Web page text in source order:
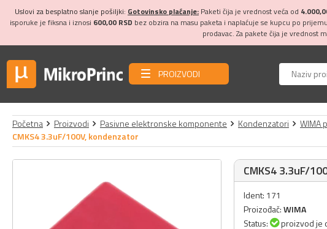
Uslovi za besplatno slanje pošiljki: Gotovinsko plaćanje: Paketi čija je vrednost veća od
isporuke je fiksna i iznosi 600,00 RSD bez obzira na masu paketa i naplaćuje se kupcu po
prodavac. Za pakete čija je vrednost
PROIZVODI
Početna Proizvodi Pasivne elektronske komponente Kondenzatori WIMA
CMKS4 3.3uF/100V, kondenzator
CMKS4 3.3uF/
Ident: 171
Proizođač:WIMA
Status:
proizvod je